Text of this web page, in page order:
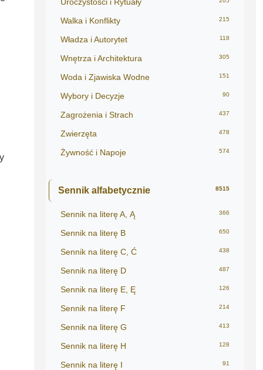
Walka i Konflikty 215
Władza i Autorytet 118
Wnętrza i Architektura 305
Woda i Zjawiska Wodne 151
Wybory i Decyzje 90
Zagrożenia i Strach 437
Zwierzęta 478
Żywność i Napoje 574
Sennik alfabetycznie 8515
Sennik na literę A, Ą 366
Sennik na literę B 650
Sennik na literę C, Ć 438
Sennik na literę D 487
Sennik na literę E, Ę 126
Sennik na literę F 214
Sennik na literę G 413
Sennik na literę H 128
Sennik na literę I 91